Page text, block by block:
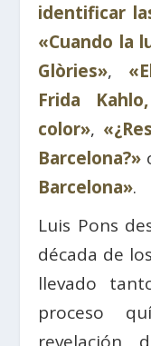
identificar
«Cuando la
Glòries»,
Frida
color»,
Barcelona?»
Barcelona».
Luis Pons
década de
llevado
proceso